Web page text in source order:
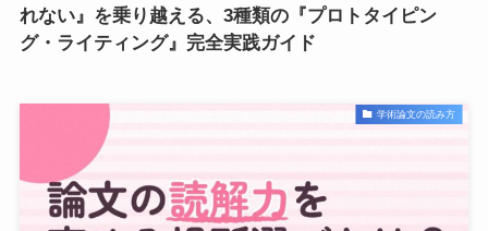
れない』を乗り越える、3種類の『プロトタイピン
グ・ライティング』完全実践ガイド
学術論文の読み方